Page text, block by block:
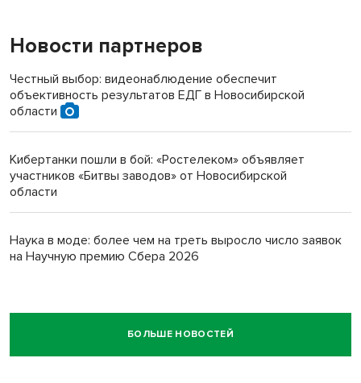
Новости партнеров
Честный выбор: видеонаблюдение обеспечит
объективность результатов ЕДГ в Новосибирской
области
Кибертанки пошли в бой: «Ростелеком» объявляет
участников «Битвы заводов» от Новосибирской
области
Наука в моде: более чем на треть выросло число заявок
на Научную премию Сбера 2026
БОЛЬШЕ НОВОСТЕЙ